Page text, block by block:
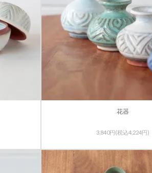
花器
3,840円(税込4,224円)